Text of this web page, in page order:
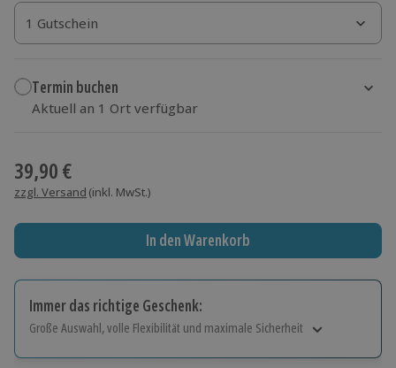
1 Gutschein
1 Gutschein
1 Gutschein
Termin buchen
Aktuell an 1 Ort verfügbar
39,90 €
zzgl. Versand (inkl. MwSt.)
In den Warenkorb
Immer das richtige Geschenk:
Große Auswahl, volle Flexibilität und maximale Sicherheit